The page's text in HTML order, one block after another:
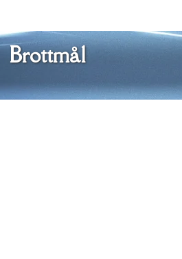
BROTTSOFFERMYNDIGHETEN
FÖRSVAR
Brottmål